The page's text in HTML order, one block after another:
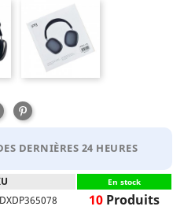
TweetPinterest
DERNIÈRES 24 HEURES
En stock
10 Produits